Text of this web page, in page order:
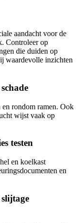
aandacht voor de
Controleer op
die duiden op
waardevolle inzichten
rondom ramen. Ook
wijst vaak op
testen
en koelkast
en